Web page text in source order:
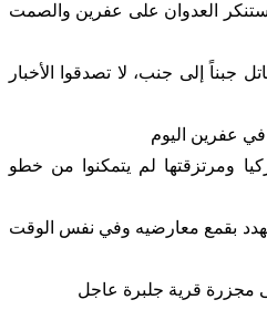
تستنكر العدوان على عفرين والصمت
جبناً إلى جنب، لا تصدقوا الأخبار
تركيا ومرتزقتها لم يتمكنوا من خطو
.. يهدد بقمع معارضيه وفي نفس الوقت